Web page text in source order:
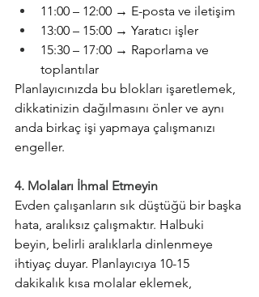
11:00 – 12:00 → E-posta ve iletişim
13:00 – 15:00 → Yaratıcı işler
15:30 – 17:00 → Raporlama ve
toplantılar
Planlayıcınızda bu blokları işaretlemek,
dikkatinizin dağılmasını önler ve aynı
anda birkaç işi yapmaya çalışmanızı
engeller.
4. Molaları İhmal Etmeyin
Evden çalışanların sık düştüğü bir başka
hata, aralıksız çalışmaktır. Halbuki
beyin, belirli aralıklarla dinlenmeye
ihtiyaç duyar. Planlayıcıya 10-15
dakikalık kısa molalar eklemek,